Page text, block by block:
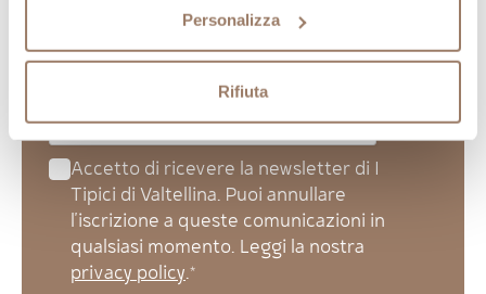
Personalizza
Rifiuta
Accetto di ricevere la newsletter di I
Tipici di Valtellina. Puoi annullare
l'iscrizione a queste comunicazioni in
qualsiasi momento. Leggi la nostra
privacy policy.*